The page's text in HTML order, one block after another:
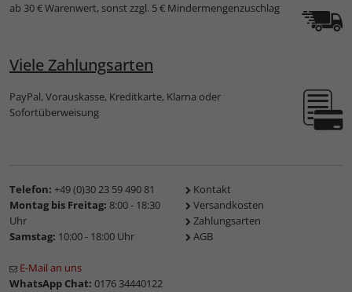
ab 30 € Warenwert, sonst zzgl. 5 € Mindermengenzuschlag
Viele Zahlungsarten
PayPal, Vorauskasse, Kreditkarte, Klarna oder
Sofortüberweisung
Telefon: +49 (0)30 23 59 490 81
Montag bis Freitag: 8:00 - 18:30
Uhr
Samstag: 10:00 - 18:00 Uhr
E-Mail an uns
WhatsApp Chat: 0176 34440122
Kontakt
Versandkosten
Zahlungsarten
AGB